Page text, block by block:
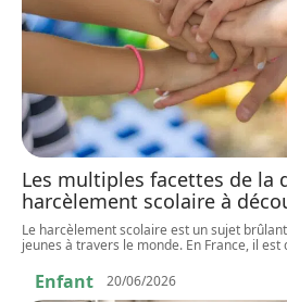
Les multiples facettes de la
harcèlement scolaire à
Le harcèlement scolaire est un sujet
jeunes à travers le monde. En France, il
Enfant 20/06/2026